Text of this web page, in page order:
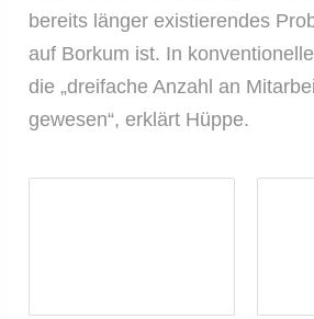
bereits länger existierendes
auf Borkum ist. In
die „dreifache Anzahl an
gewesen“, erklärt Hüppe.